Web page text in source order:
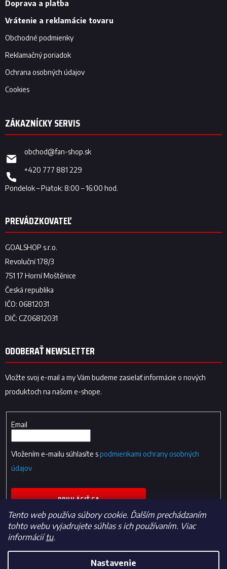
Tento web používa súbory cookie. Ďalším prechádzaním
tohto webu vyjadrujete súhlas s ich používaním. Viac
informáciítu.
Nastavenie
Doprava a platba
Vrátenie a reklamácie tovaru
Obchodné podmienky
Reklamačný poriadok
Ochrana osobných údajov
Cookies
obchod@fan-shop.sk
+420 777 881 229
ODOBERAŤ NEWSLETTER
Vložte svoj e-mail a my Vám budeme zasielať informácie o nových
produktoch na našom e-shope.
Email
Vložením e-mailu súhlasíte spodmienkami ochrany osobných
údajov
PRIHLÁSIŤ SA
Vytvoril Shoptet